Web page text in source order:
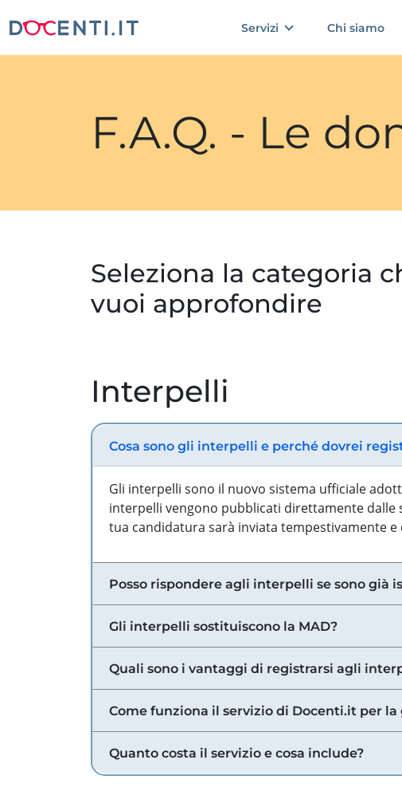
Servizi Chi siamo
F.A.Q. - Le
Seleziona la categoria
vuoi approfondire
Interpelli
Cosa sono gli interpelli e perché dovrei
Gli interpelli sono il nuovo sistema ufficiale
interpelli vengono pubblicati direttamente dalle
tua candidatura sarà inviata tempestivamente
Posso rispondere agli interpelli se sono già
Gli interpelli sostituiscono la MAD?
Quali sono i vantaggi di registrarsi agli
Come funziona il servizio di Docenti.it per
Quanto costa il servizio e cosa include?